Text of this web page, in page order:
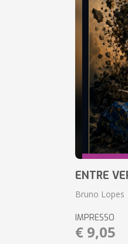
ENTRE
Bruno Lopes
IMPRESSO
€ 9,05